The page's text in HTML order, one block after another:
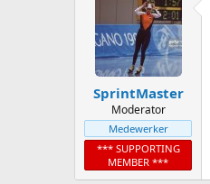
SprintMaster
Moderator
Medewerker
*** SUPPORTING
MEMBER ***